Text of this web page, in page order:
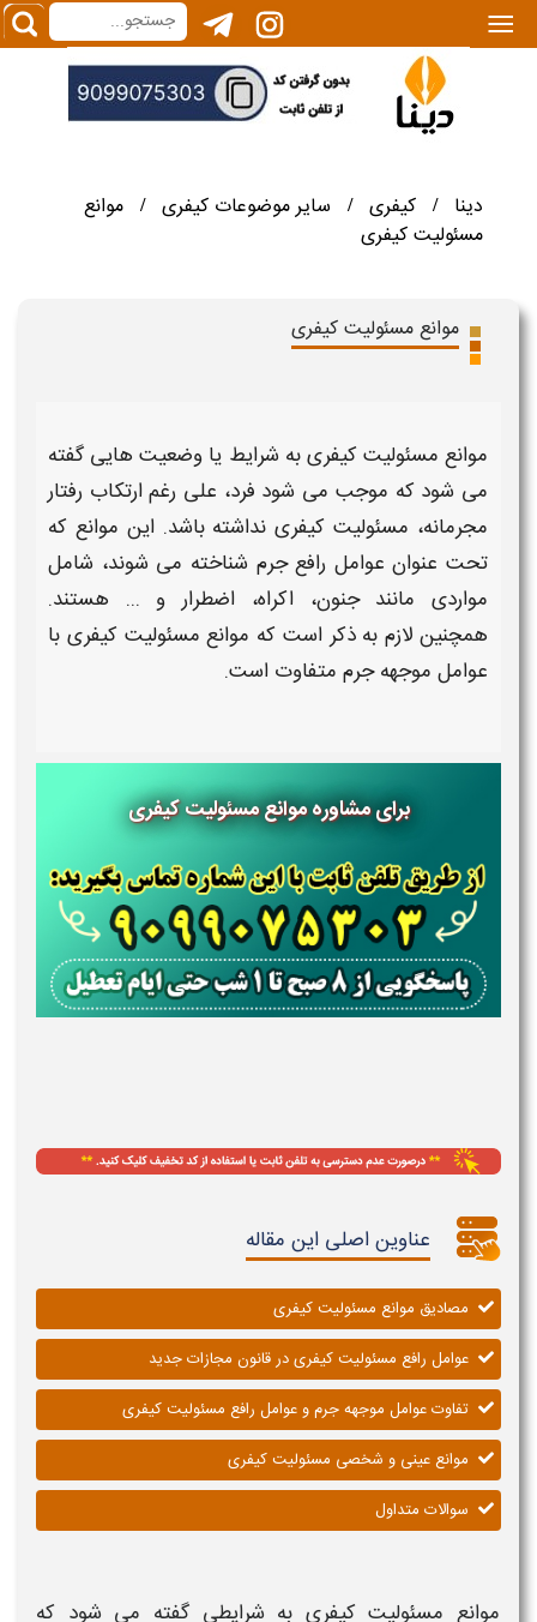
|||
دینا / کیفری / سایر موضوعات کیفری /
موانع
مسئولیت کیفری
موانع مسئولیت کیفری
موانع مسئولیت کیفریبه شرایط یا وضعیت هایی گفته
می شود که موجب می شود فرد، علی رغم ارتکاب رفتار
مجرمانه، مسئولیت کیفری نداشته باشد. این موانع که
تحت عنوان عوامل رافع جرم شناخته می شوند، شامل
مواردی مانند جنون، اکراه، اضطرار و ... هستند.
همچنین لازم به ذکر است که موانع مسئولیت کیفری با
عوامل موجهه جرم متفاوت است.
برای مشاوره موانع مسئولیت کیفری
عناوین اصلی این مقاله
مصادیق موانع مسئولیت کیفری
عوامل رافع مسئولیت کیفری در قانون مجازات جدید
تفاوت عوامل موجهه جرم و عوامل رافع مسئولیت کیفری
موانع عینی و شخصی مسئولیت کیفری
سوالات متداول
موانع مسئولیت کیفری به شرایطی گفته می شود که